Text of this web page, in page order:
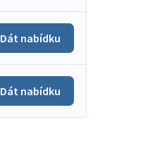
Dát nabídku
Dát nabídku